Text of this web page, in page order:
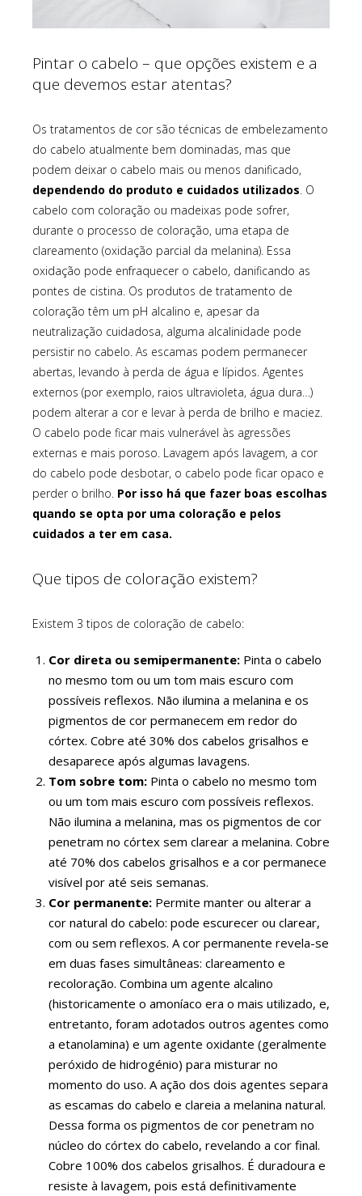
Pintar o cabelo – que opções existem e a
que devemos estar atentas?
Os tratamentos de cor são técnicas de embelezamento
do cabelo atualmente bem dominadas, mas que
podem deixar o cabelo mais ou menos danificado,
dependendo do produto e cuidados utilizados. O
cabelo com coloração ou madeixas pode sofrer,
durante o processo de coloração, uma etapa de
clareamento (oxidação parcial da melanina). Essa
oxidação pode enfraquecer o cabelo, danificando as
pontes de cistina. Os produtos de tratamento de
coloração têm um pH alcalino e, apesar da
neutralização cuidadosa, alguma alcalinidade pode
persistir no cabelo. As escamas podem permanecer
abertas, levando à perda de água e lípidos. Agentes
externos (por exemplo, raios ultravioleta, água dura…)
podem alterar a cor e levar à perda de brilho e maciez.
O cabelo pode ficar mais vulnerável às agressões
externas e mais poroso. Lavagem após lavagem, a cor
do cabelo pode desbotar, o cabelo pode ficar opaco e
perder o brilho. Por isso há que fazer boas escolhas
quando se opta por uma coloração e pelos
cuidados a ter em casa.
Que tipos de coloração existem?
Existem 3 tipos de coloração de cabelo:
Cor direta ou semipermanente: Pinta o cabelo
no mesmo tom ou um tom mais escuro com
possíveis reflexos. Não ilumina a melanina e os
pigmentos de cor permanecem em redor do
córtex. Cobre até 30% dos cabelos grisalhos e
desaparece após algumas lavagens.
Tom sobre tom: Pinta o cabelo no mesmo tom
ou um tom mais escuro com possíveis reflexos.
Não ilumina a melanina, mas os pigmentos de cor
penetram no córtex sem clarear a melanina. Cobre
até 70% dos cabelos grisalhos e a cor permanece
visível por até seis semanas.
Cor permanente: Permite manter ou alterar a
cor natural do cabelo: pode escurecer ou clarear,
com ou sem reflexos. A cor permanente revela-se
em duas fases simultâneas: clareamento e
recoloração. Combina um agente alcalino
(historicamente o amoníaco era o mais utilizado, e,
entretanto, foram adotados outros agentes como
a etanolamina) e um agente oxidante (geralmente
peróxido de hidrogénio) para misturar no
momento do uso. A ação dos dois agentes separa
as escamas do cabelo e clareia a melanina natural.
Dessa forma os pigmentos de cor penetram no
núcleo do córtex do cabelo, revelando a cor final.
Cobre 100% dos cabelos grisalhos. É duradoura e
resiste à lavagem, pois está definitivamente